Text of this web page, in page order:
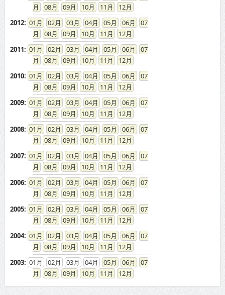
08
09 10 11
12
2012: 01 02 03 04 05 06
07
08
09 10 11
12
2011: 01 02 03 04 05 06
07
08
09 10 11
12
2010: 01 02 03 04 05 06
07
08
09 10 11
12
2009: 01 02 03 04 05 06
07
08
09 10 11
12
2008: 01 02 03 04 05 06
07
08
09 10 11
12
2007: 01 02 03 04 05 06
07
08
09 10 11
12
2006: 01 02 03 04 05 06
07
08
09 10 11
12
2005: 01 02 03 04 05 06
07
08
09 10 11
12
2004: 01 02 03 04 05 06
07
08
09 10 11
12
2003: 01 02 03 04 05 06
07
08
09 10 11 12